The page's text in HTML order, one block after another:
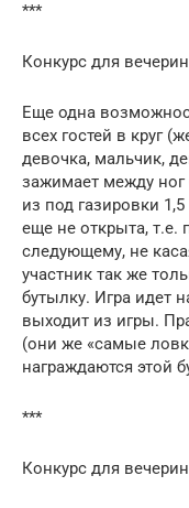
***
Конкурс для
Еще одна
всех гостей в круг
девочка, мальчик,
зажимает между ног
из под газировки
еще не открыта, т.е.
следующему, не
участник так же
бутылку. Игра идет
выходит из игры.
(они же «самые
награждаются этой
***
Конкурс для